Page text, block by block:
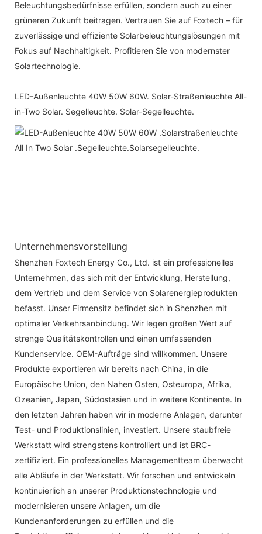
Beleuchtungsbedürfnisse erfüllen, sondern auch zu einer
grüneren Zukunft beitragen. Vertrauen Sie auf Foxtech – für
zuverlässige und effiziente Solarbeleuchtungslösungen mit
Fokus auf Nachhaltigkeit. Profitieren Sie von modernster
Solartechnologie.
LED-Außenleuchte 40W 50W 60W. Solar-Straßenleuchte All-
in-Two Solar. Segelleuchte. Solar-Segelleuchte.
Unternehmensvorstellung
Shenzhen Foxtech Energy Co., Ltd. ist ein professionelles
Unternehmen, das sich mit der Entwicklung, Herstellung,
dem Vertrieb und dem Service von Solarenergieprodukten
befasst. Unser Firmensitz befindet sich in Shenzhen mit
optimaler Verkehrsanbindung. Wir legen großen Wert auf
strenge Qualitätskontrollen und einen umfassenden
Kundenservice. OEM-Aufträge sind willkommen. Unsere
Produkte exportieren wir bereits nach China, in die
Europäische Union, den Nahen Osten, Osteuropa, Afrika,
Ozeanien, Japan, Südostasien und in weitere Kontinente. In
den letzten Jahren haben wir in moderne Anlagen, darunter
Test- und Produktionslinien, investiert. Unsere staubfreie
Werkstatt wird strengstens kontrolliert und ist BRC-
zertifiziert. Ein professionelles Managementteam überwacht
alle Abläufe in der Werkstatt. Wir forschen und entwickeln
kontinuierlich an unserer Produktionstechnologie und
modernisieren unsere Anlagen, um die
Kundenanforderungen zu erfüllen und die